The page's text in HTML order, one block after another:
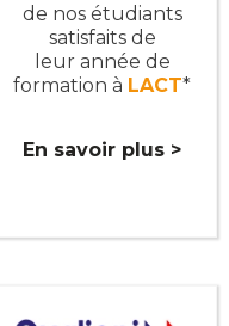
de nos étudiants
satisfaits de
leur année de
formation à LACT*
En savoir plus >